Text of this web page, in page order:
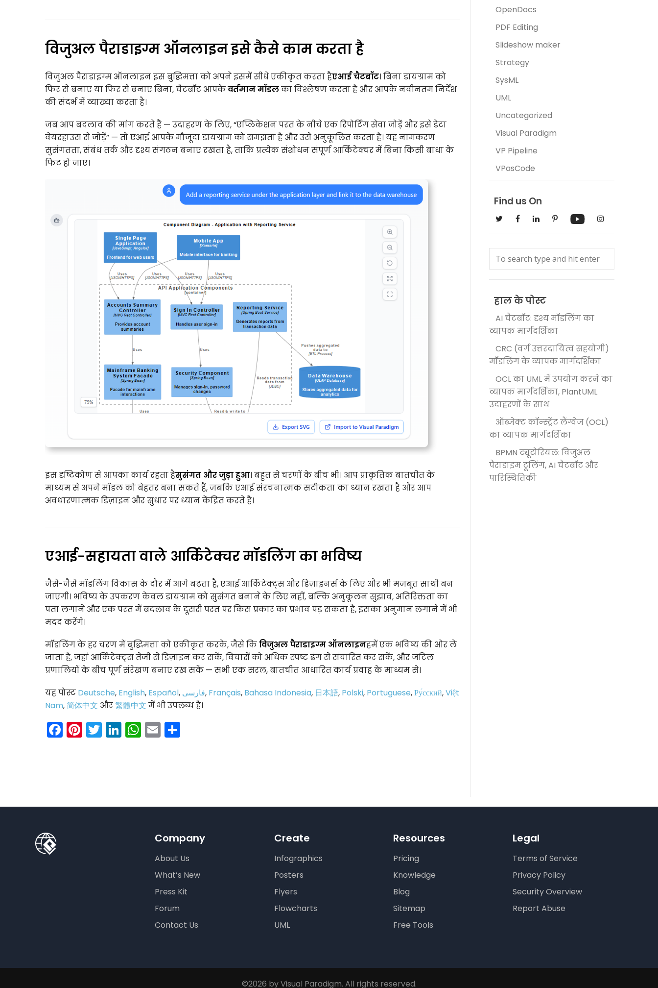
विजुअल पैराडाइग्म ऑनलाइन इसे कैसे काम करता है
विजुअल पैराडाइग्म ऑनलाइन इस बुद्धिमत्ता को अपने इसमें सीधे एकीकृत करता हैएआई चैटबॉट। बिना डायग्राम को
फिर से बनाए या फिर से बनाए बिना, चैटबॉट आपकेवर्तमान मॉडलका विश्लेषण करता है और आपके नवीनतम निर्देश
की संदर्भ में व्याख्या करता है।
जब आप बदलाव की मांग करते हैं — उदाहरण के लिए, “एप्लिकेशन परत के नीचे एक रिपोर्टिंग सेवा जोड़ें और इसे डेटा
वेयरहाउस से जोड़ें” — तो एआई आपके मौजूदा डायग्राम को समझता है और उसे अनुकूलित करता है। यह नामकरण
सुसंगतता, संबंध तर्क और दृश्य संगठन बनाए रखता है, ताकि प्रत्येक संशोधन संपूर्ण आर्किटेक्चर में बिना किसी बाधा के
फिट हो जाए।
इस दृष्टिकोण से आपका कार्य रहता हैसुसंगत और जुड़ा हुआ। बहुत से चरणों के बीच भी। आप प्राकृतिक बातचीत के
माध्यम से अपने मॉडल को बेहतर बना सकते हैं, जबकि एआई संरचनात्मक सटीकता का ध्यान रखता है और आप
अवधारणात्मक डिज़ाइन और सुधार पर ध्यान केंद्रित करते हैं।
एआई-सहायता वाले आर्किटेक्चर मॉडलिंग का भविष्य
जैसे-जैसे मॉडलिंग विकास के दौर में आगे बढ़ता है, एआई आर्किटेक्ट्स और डिज़ाइनर्स के लिए और भी मजबूत साथी बन
जाएगी। भविष्य के उपकरण केवल डायग्राम को सुसंगत बनाने के लिए नहीं, बल्कि अनुकूलन सुझाव, अतिरिक्तता का
पता लगाने और एक परत में बदलाव के दूसरी परत पर किस प्रकार का प्रभाव पड़ सकता है, इसका अनुमान लगाने में भी
मदद करेंगे।
मॉडलिंग के हर चरण में बुद्धिमत्ता को एकीकृत करके, जैसे किविजुअल पैराडाइग्म ऑनलाइनहमें एक भविष्य की ओर ले
जाता है, जहां आर्किटेक्ट्स तेजी से डिज़ाइन कर सकें, विचारों को अधिक स्पष्ट ढंग से संचारित कर सकें, और जटिल
प्रणालियों के बीच पूर्ण संरेखण बनाए रख सकें — सभी एक सरल, बातचीत आधारित कार्य प्रवाह के माध्यम से।
यह पोस्ट Deutsche, English, Español, فارسی, Français, Bahasa Indonesia, 日本語, Polski, Portuguese,Ру́сский,Việt
Nam,简体中文 और繁體中文 में भी उपलब्ध है।
Facebook
Pinterest
Twitter
LinkedIn
WhatsApp
Email
OpenDocs
PDF Editing
Slideshow maker
Strategy
SysML
UML
Uncategorized
Visual Paradigm
VP Pipeline
VPasCode
Find us On
हाल के पोस्ट
AI चैटबॉट: दृश्य मॉडलिंग का
व्यापक मार्गदर्शिका
CRC (वर्ग उत्तरदायित्व सहयोगी)
मॉडलिंग के व्यापक मार्गदर्शिका
OCL का UML में उपयोग करने का
व्यापक मार्गदर्शिका, PlantUML
उदाहरणों के साथ
ऑब्जेक्ट कॉन्स्ट्रेंट लैंग्वेज (OCL)
का व्यापक मार्गदर्शिका
BPMN ट्यूटोरियल: विजुअल
पैराडाइम टूलिंग, AI चैटबॉट और
पारिस्थितिकी
Company
About Us
What’s New
Press Kit
Forum
Contact Us
Create
Infographics
Posters
Flyers
Flowcharts
UML
Resources
Pricing
Knowledge
Blog
Sitemap
Free Tools
Legal
Terms of Service
Privacy Policy
Security Overview
Report Abuse
©2026 by Visual Paradigm. All rights reserved.